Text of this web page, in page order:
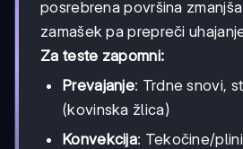
posrebrena površina
zamašek pa prepreči
Za teste zapomni:
Prevajanje: Trdne snovi,
(kovinska žlica)
Konvekcija: Tekočine/